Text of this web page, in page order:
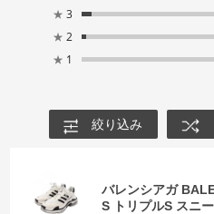
★ 3
★ 2
★ 1
絞り込み
バレンシアガ
S トリプルS スニ